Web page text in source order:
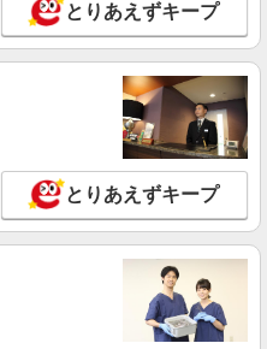
とりあえずキープ
とりあえずキープ